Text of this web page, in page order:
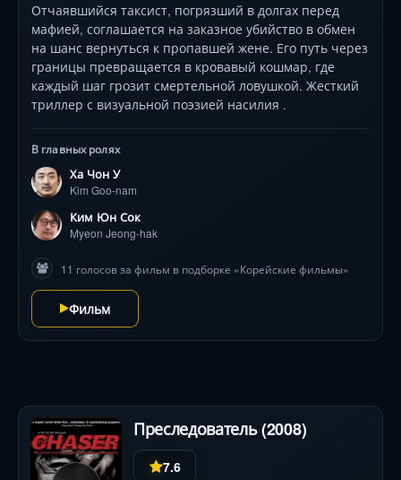
Отчаявшийся таксист, погрязший в долгах перед
мафией, соглашается на заказное убийство в обмен
на шанс вернуться к пропавшей жене. Его путь через
границы превращается в кровавый кошмар, где
каждый шаг грозит смертельной ловушкой. Жесткий
триллер с визуальной поэзией насилия .
В главных ролях
Ха Чон У
Kim Goo-nam
Ким Юн Сок
Myeon Jeong-hak
11 голосов за фильм в подборке «Корейские фильмы»
Фильм
Преследователь (2008)
7.6